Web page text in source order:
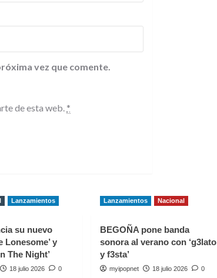
vez que comente.
de esta web. *
Lanzamientos
su nuevo
Lonesome’ y
The Night’
18 julio 2026 0
Lanzamientos Nacional
BEGOÑA pone banda
sonora al verano con ‘g3lato
y f3sta’
myipopnet 18 julio 2026 0